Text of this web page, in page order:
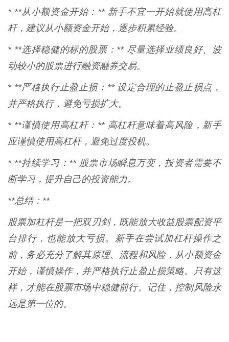
* **从小额资金开始：** 新手不宜一开始就使用高杠
杆，建议从小额资金开始，逐步积累经验。
* **选择稳健的标的股票：** 尽量选择业绩良好、波
动较小的股票进行融资融券交易。
* **严格执行止盈止损：** 设定合理的止盈止损点，
并严格执行，避免亏损扩大。
* **谨慎使用高杠杆：** 高杠杆意味着高风险，新手
应谨慎使用高杠杆，避免过度投机。
* **持续学习：** 股票市场瞬息万变，投资者需要不
断学习，提升自己的投资能力。
**总结：**
股票加杠杆是一把双刃剑，既能放大收益股票配资平
台排行，也能放大亏损。新手在尝试加杠杆操作之
前，务必充分了解其原理、流程和风险，从小额资金
开始，谨慎操作，并严格执行止盈止损策略。只有这
样，才能在股票市场中稳健前行。记住，控制风险永
远是第一位的。